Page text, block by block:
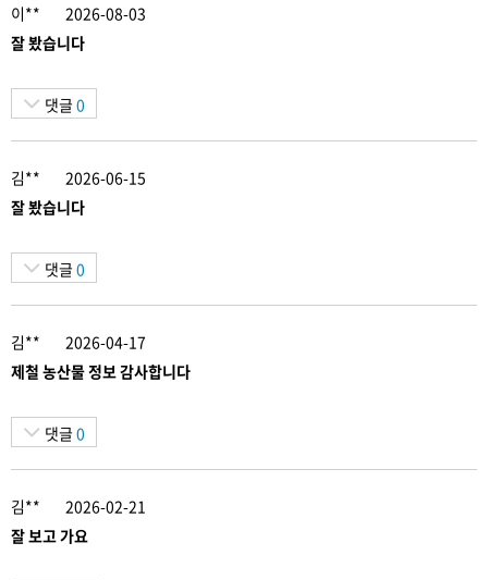
이**
2026-08-03
잘 봤습니다
댓글 0
김**
2026-06-15
잘 봤습니다
댓글 0
김**
2026-04-17
제철 농산물 정보 감사합니다
댓글 0
김**
2026-02-21
잘 보고 가요